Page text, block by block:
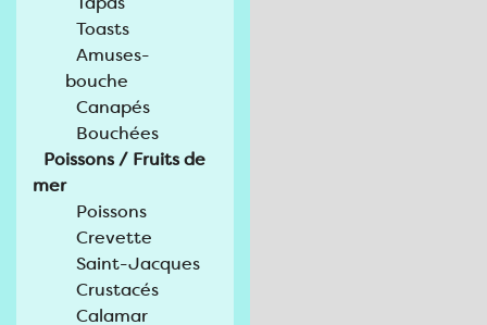
Toasts
Amuses-
bouche
Canapés
Bouchées
Poissons / Fruits de
mer
Poissons
Crevette
Saint-Jacques
Crustacés
Calamar